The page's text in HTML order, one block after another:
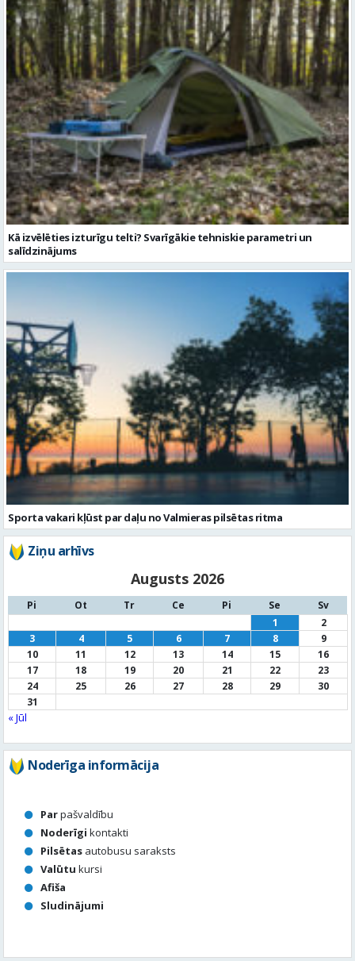
Kā izvēlēties izturīgu telti? Svarīgākie tehniskie parametri un
salīdzinājums
Sporta vakari kļūst par daļu no Valmieras pilsētas ritma
Ziņu arhīvs
Augusts 2026
Pi Ot Tr Ce Pi Se
Sv
1
2
3
4 5 6 7 8
9
10
11 12 13 14 15
16
17
18 19 20 21 22
23
24
25 26 27 28 29
30
31
« Jūl
Noderīga informācija
Parpašvaldību
Noderīgi kontakti
Pilsētas autobusu saraksts
Valūtu kursi
Afiša
Sludinājumi